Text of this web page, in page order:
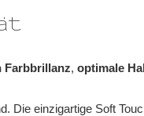
Farbbrillanz,optimale
Die einzigartige Soft